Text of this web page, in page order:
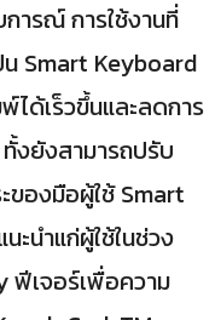
ารณ์ การใช้งานที่
Smart Keyboard
ได้เร็วขึ้นและลดการ
งยังสามารถปรับ
องมือผู้ใช้ Smart
นำแก่ผู้ใช้ในช่วง
ฟีเจอร์เพื่อความ